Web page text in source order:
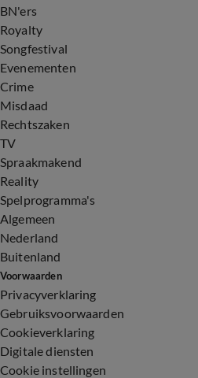
BN'ers
Royalty
Songfestival
Evenementen
Crime
Misdaad
Rechtszaken
TV
Spraakmakend
Reality
Spelprogramma's
Algemeen
Nederland
Buitenland
Voorwaarden
Privacyverklaring
Gebruiksvoorwaarden
Cookieverklaring
Digitale diensten
Cookie instellingen